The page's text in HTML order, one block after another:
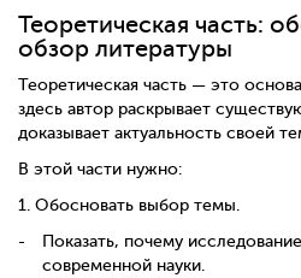
Теоретическая часть:
обзор литературы
Теоретическая часть — это
здесь автор раскрывает
доказывает актуальность своей
В этой части нужно:
1. Обосновать выбор темы.
Показать, почему
современной науки.